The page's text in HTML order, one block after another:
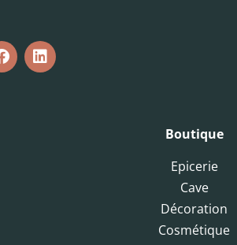
Boutique
Epicerie
Cave
Décoration
Cosmétique